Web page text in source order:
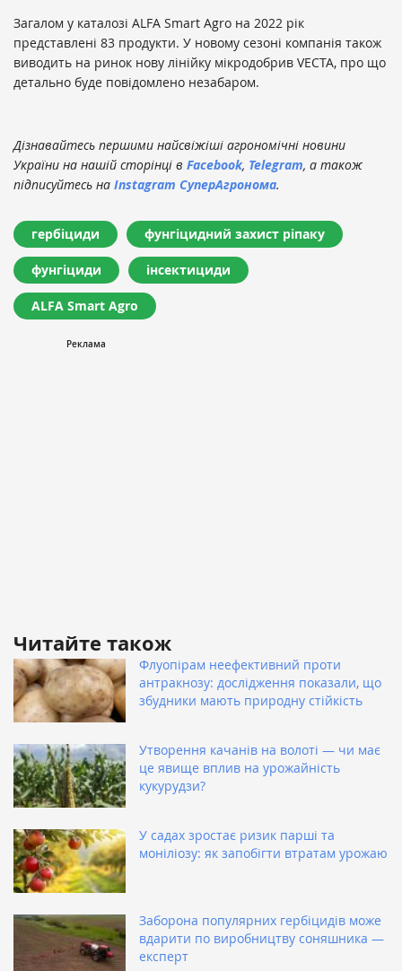
Загалом у каталозі ALFA Smart Agro на 2022 рік
представлені 83 продукти. У новому сезоні компанія також
виводить на ринок нову лінійку мікродобрив VECTA, про що
детально буде повідомлено незабаром.
Дізнавайтесь першими найсвіжіші агрономічні новини
України на нашій сторінці в Facebook, Telegram, а також
підписуйтесь на Instagram СуперАгронома.
гербіциди фунгіцидний захист ріпаку
фунгіциди інсектициди
ALFA Smart Agro
Читайте також
Флуопірам неефективний проти
антракнозу: дослідження показали, що
збудники мають природну стійкість
Утворення качанів на волоті — чи має
це явище вплив на урожайність
кукурудзи?
У садах зростає ризик парші та
моніліозу: як запобігти втратам урожаю
Заборона популярних гербіцидів може
вдарити по виробництву соняшника —
експерт